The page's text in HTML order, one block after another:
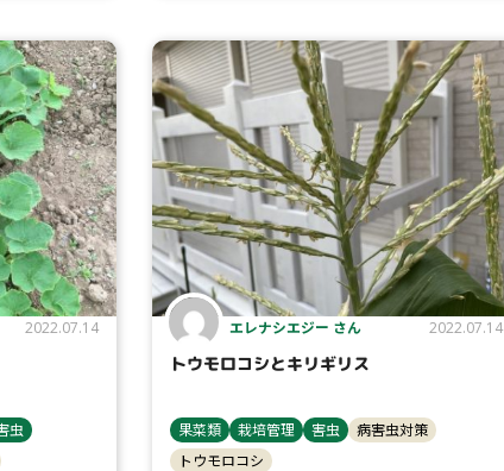
タイプ
大テーマ
小テーマ
コンテスト
検索
2022.07.14
虫
エレナシエジー さん 2022.07.14
トウモロコシとキリギリス
果菜類 栽培管理 害虫
病害虫対策
トウモロコシ